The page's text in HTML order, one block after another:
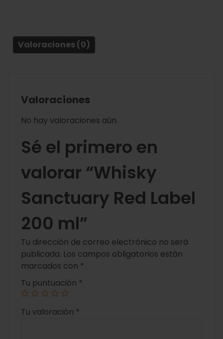
Valoraciones (0)
Valoraciones
No hay valoraciones aún.
Sé el primero en
valorar “Whisky
Sanctuary Red Label
200 ml”
Tu dirección de correo electrónico no será
publicada. Los campos obligatorios están
marcados con *
Tu puntuación *
Tu valoración *